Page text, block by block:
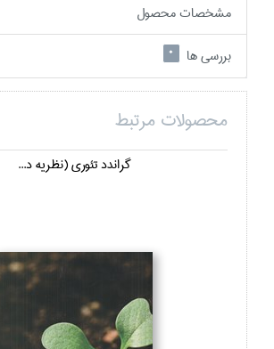
مشخصات محصول
بررسی ها
0
محصولات مرتبط
گراندد تئوري (نظريه د...